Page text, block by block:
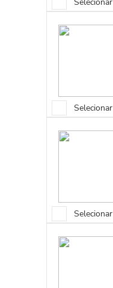
Selecionar
Selecionar